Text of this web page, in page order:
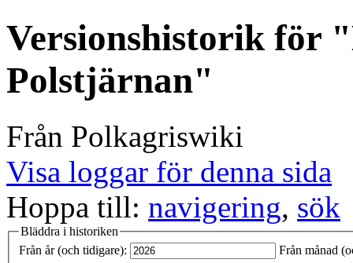
Versionshistorik för
Polstjärnan"
Från Polkagriswiki
Visa loggar för denna sida
Hoppa till: navigering, sök
Bläddra i historiken
Från år (och tidigare):
Från månad